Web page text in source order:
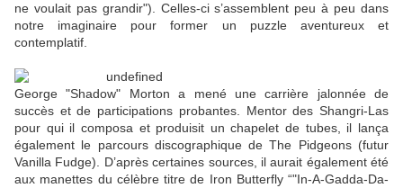
ne voulait pas grandir"). Celles-ci s’assemblent peu à peu dans
notre imaginaire pour former un puzzle aventureux et
contemplatif.
George "Shadow" Morton a mené une carrière jalonnée de
succès et de participations probantes. Mentor des Shangri-Las
pour qui il composa et produisit un chapelet de tubes, il lança
également le parcours discographique de The Pidgeons (futur
Vanilla Fudge). D’après certaines sources, il aurait également été
aux manettes du célèbre titre de Iron Butterfly “"In-A-Gadda-Da-